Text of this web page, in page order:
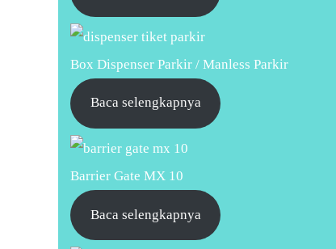
Box Dispenser Parkir / Manless Parkir
Baca selengkapnya
Barrier Gate MX 10
Baca selengkapnya